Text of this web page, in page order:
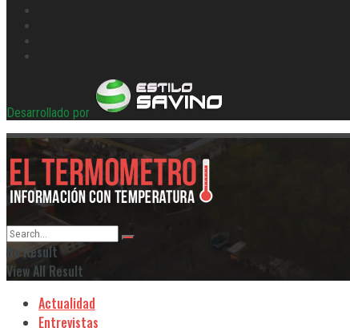
Desarrollado por
No Result
View All Result
Actualidad
Entrevistas